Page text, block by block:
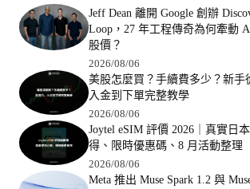
Jeff Dean 離開 Google 創辦
Loop，27 年工程傳奇為何牽動
股價？
2026/08/06
美股怎麼買？手續費多少？新手
入金到下單完整教學
2026/08/06
Joytel eSIM 評價 2026｜真實日
得、限時優惠碼、8 月活動整理
2026/08/06
Meta 推出 Muse Spark 1.2 與